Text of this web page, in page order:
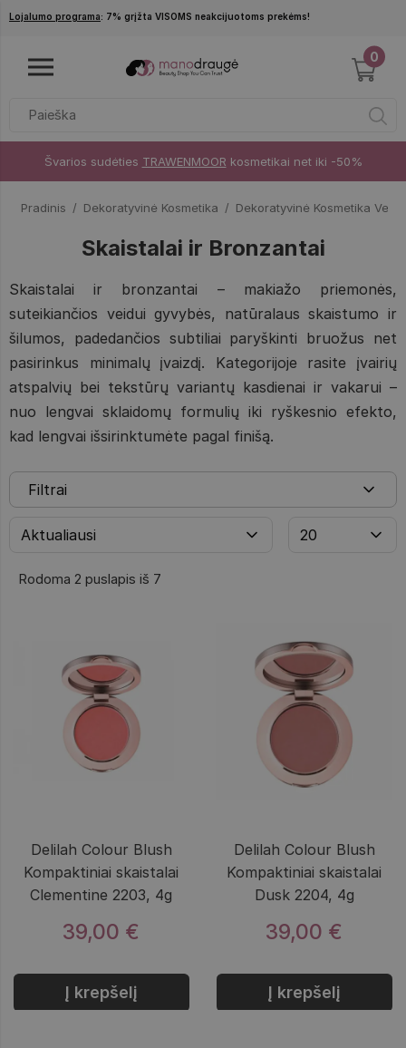
Pereiti į pagrindinį turinį
Lojalumo programa: 7% grįžta VISOMS neakcijuotoms prekėms!
0
Švarios sudėties TRAWENMOOR kosmetikai net iki -50%
Pradinis Dekoratyvinė Kosmetika Dekoratyvinė Kosmetika
Skaistalai ir Bronzantai
Skaistalai ir bronzantai – makiažo priemonės,
suteikiančios veidui gyvybės, natūralaus skaistumo ir
šilumos, padedančios subtiliai paryškinti bruožus net
pasirinkus minimalų įvaizdį. Kategorijoje rasite įvairių
atspalvių bei tekstūrų variantų kasdienai ir vakarui –
nuo lengvai sklaidomų formulių iki ryškesnio efekto,
kad lengvai išsirinktumėte pagal finišą.
Rodoma 2 puslapis iš 7
Filtrai
Delilah Colour Blush
Kompaktiniai skaistalai
Clementine 2203, 4g
39,00 €
Į krepšelį
Delilah Colour Blush
Kompaktiniai skaistalai
Dusk 2204, 4g
39,00 €
Į krepšelį